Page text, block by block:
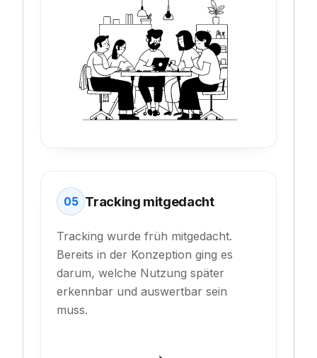
05 Tracking mitgedacht
Tracking wurde früh mitgedacht.
Bereits in der Konzeption ging es
darum, welche Nutzung später
erkennbar und auswertbar sein
muss.